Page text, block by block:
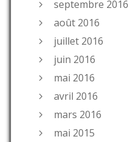
septembre 2016
août 2016
juillet 2016
juin 2016
mai 2016
avril 2016
mars 2016
mai 2015